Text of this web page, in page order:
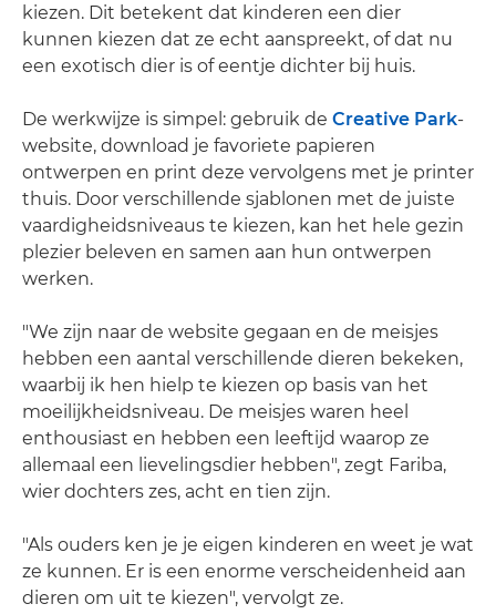
kiezen. Dit betekent dat kinderen een dier
kunnen kiezen dat ze echt aanspreekt, of dat nu
een exotisch dier is of eentje dichter bij huis.
De werkwijze is simpel: gebruik de Creative Park-
website, download je favoriete papieren
ontwerpen en print deze vervolgens met je printer
thuis. Door verschillende sjablonen met de juiste
vaardigheidsniveaus te kiezen, kan het hele gezin
plezier beleven en samen aan hun ontwerpen
werken.
"We zijn naar de website gegaan en de meisjes
hebben een aantal verschillende dieren bekeken,
waarbij ik hen hielp te kiezen op basis van het
moeilijkheidsniveau. De meisjes waren heel
enthousiast en hebben een leeftijd waarop ze
allemaal een lievelingsdier hebben", zegt Fariba,
wier dochters zes, acht en tien zijn.
"Als ouders ken je je eigen kinderen en weet je wat
ze kunnen. Er is een enorme verscheidenheid aan
dieren om uit te kiezen", vervolgt ze.